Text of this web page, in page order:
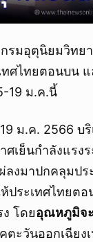
รมอุตุนิยมวิทย
ทศไทยตอนบน
19 ม.ค.นี้
ม.ค. 2566 บ
ศเย็นกำลังแรง
ลงมาปกคลุมป
ประเทศไทยต
โดยอุณหภูมิจ
ตะวันออกเฉียง